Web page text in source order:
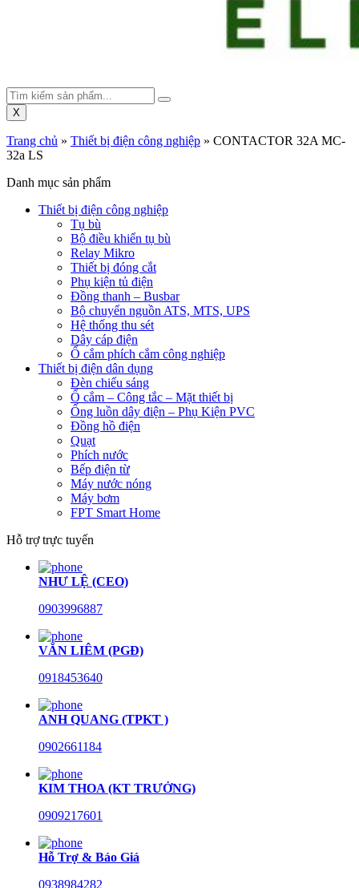
X
Trang chủ » Thiết bị điện công nghiệp » CONTACTOR 32A MC-
32a LS
Danh mục sản phẩm
Thiết bị điện công nghiệp
Tụ bù
Bộ điều khiển tụ bù
Relay Mikro
Thiết bị đóng cắt
Phụ kiện tủ điện
Đồng thanh – Busbar
Bộ chuyển nguồn ATS, MTS, UPS
Hệ thống thu sét
Dây cáp điện
Ổ cắm phích cắm công nghiệp
Thiết bị điện dân dụng
Đèn chiếu sáng
Ổ cắm – Công tắc – Mặt thiết bị
Ống luồn dây điện – Phụ Kiện PVC
Đồng hồ điện
Quạt
Phích nước
Bếp điện từ
Máy nước nóng
Máy bơm
FPT Smart Home
Hỗ trợ trực tuyến
NHƯ LỆ (CEO)
0903996887
VĂN LIÊM (PGĐ)
0918453640
ANH QUANG (TPKT )
0902661184
KIM THOA (KT TRƯỞNG)
0909217601
Hỗ Trợ & Báo Giá
0938984282